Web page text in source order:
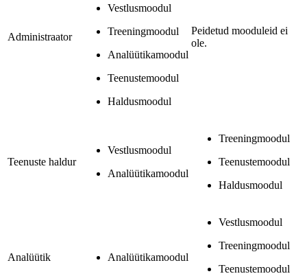
Administraator
Vestlusmoodul
Treeningmoodul
Analüütikamoodul
Teenustemoodul
Haldusmoodul
Peidetud mooduleid ei
ole.
Teenuste haldur
Vestlusmoodul
Analüütikamoodul
Treeningmoodul
Teenustemoodul
Haldusmoodul
Analüütik Analüütikamoodul
Vestlusmoodul
Treeningmoodul
Teenustemoodul